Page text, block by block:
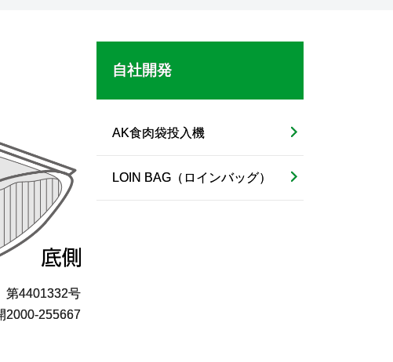
4401332号
2000-255667
自社開発
AK食肉袋投入機
LOIN BAG（ロインバッグ）